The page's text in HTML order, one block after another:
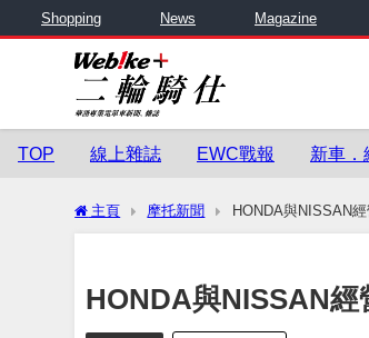
Shopping News Magazine
TOP 線上雜誌 EWC戰報 新車．
主頁 摩托新聞 HONDA與NISSAN
HONDA與NISSAN經